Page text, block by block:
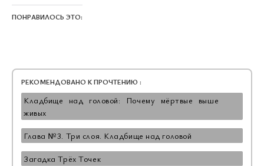
ПОНРАВИЛОСЬ ЭТО:
РЕКОМЕНДОВАНО К ПРОЧТЕНИЮ :
Кладбище над головой: Почему мёртвые выше
живых
Глава №3. Три слоя. Кладбище над головой
Загадка Трёх Точек